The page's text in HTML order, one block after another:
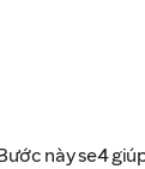
này se4